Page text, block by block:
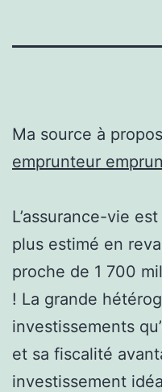
Ma source à
emprunteur
L’assurance-vie
plus estimé en
proche de 1 700
! La grande
investissements
et sa fiscalité
investissement